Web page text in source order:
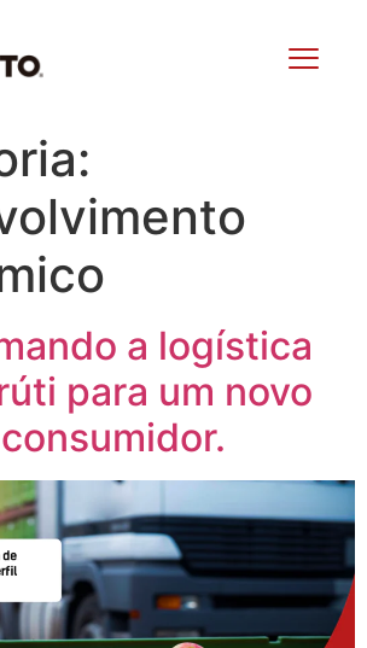
a logística
para um novo